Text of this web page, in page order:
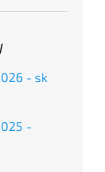
- sk
-